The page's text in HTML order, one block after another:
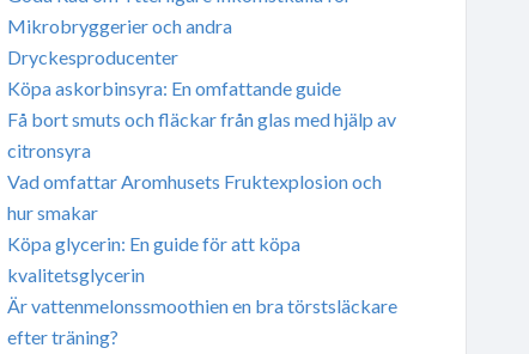
Mikrobryggerier och andra
Dryckesproducenter
Köpa askorbinsyra: En omfattande guide
Få bort smuts och fläckar från glas med hjälp av
citronsyra
Vad omfattar Aromhusets Fruktexplosion och
hur smakar
Köpa glycerin: En guide för att köpa
kvalitetsglycerin
Är vattenmelonssmoothien en bra törstsläckare
efter träning?